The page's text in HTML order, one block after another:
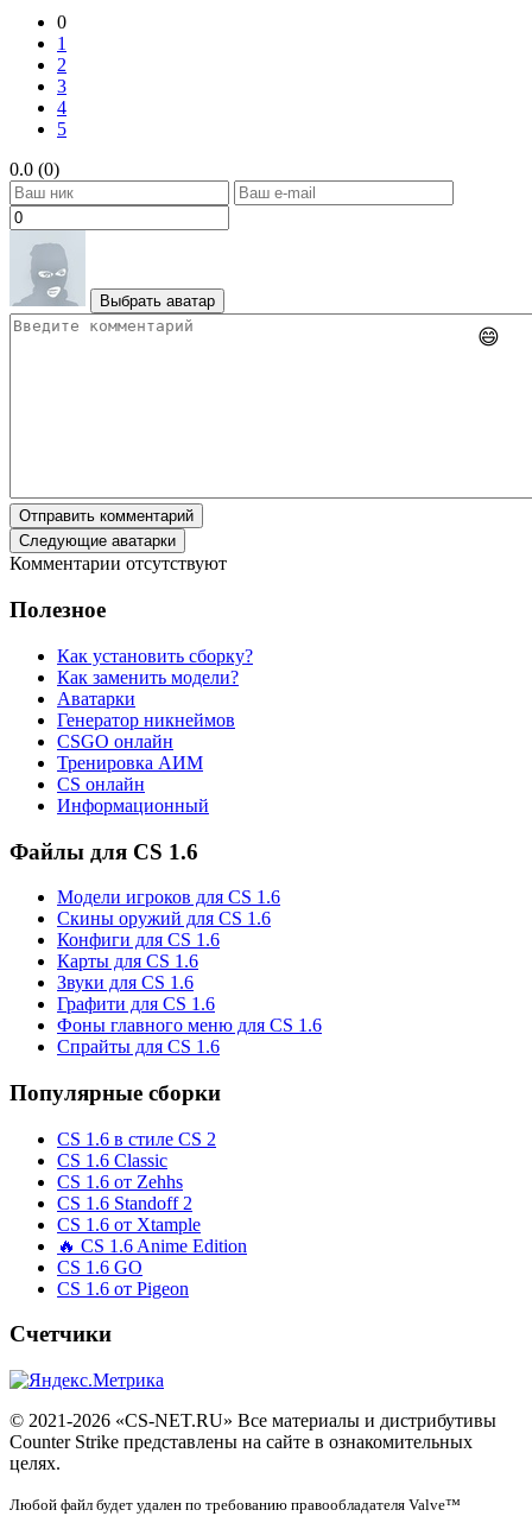
0
1
2
3
4
5
0.0 (0)
Выбрать аватар
😄
Отправить комментарий
Следующие аватарки
Комментарии отсутствуют
Полезное
Как установить сборку?
Как заменить модели?
Аватарки
Генератор никнеймов
CSGO онлайн
Тренировка АИМ
CS онлайн
Информационный
Файлы для CS 1.6
Модели игроков для CS 1.6
Скины оружий для CS 1.6
Конфиги для CS 1.6
Карты для CS 1.6
Звуки для CS 1.6
Графити для CS 1.6
Фоны главного меню для CS 1.6
Спрайты для CS 1.6
Популярные сборки
CS 1.6 в стиле CS 2
CS 1.6 Classic
CS 1.6 от Zehhs
CS 1.6 Standoff 2
CS 1.6 от Xtample
🔥 CS 1.6 Anime Edition
CS 1.6 GO
CS 1.6 от Pigeon
Счетчики
© 2021-2026 «CS-NET.RU» Все материалы и дистрибутивы
Counter Strike представлены на сайте в ознакомительных
целях.
Любой файл будет удален по требованию правообладателя Valve™